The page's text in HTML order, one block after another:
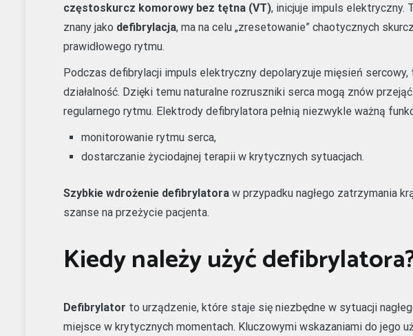
częstoskurcz komorowy bez tętna (VT), inicjuje impuls elektryczny.
znany jako defibrylacja, ma na celu „zresetowanie” chaotycznych
prawidłowego rytmu.
Podczas defibrylacji impuls elektryczny depolaryzuje mięsień sercowy,
działalność. Dzięki temu naturalne rozruszniki serca mogą znów
regularnego rytmu. Elektrody defibrylatora pełnią niezwykle ważną
monitorowanie rytmu serca,
dostarczanie życiodajnej terapii w krytycznych sytuacjach.
Szybkie wdrożenie defibrylatora w przypadku nagłego zatrzymania
szanse na przeżycie pacjenta.
Kiedy należy użyć
Defibrylator to urządzenie, które staje się niezbędne w sytuacji
miejsce w krytycznych momentach. Kluczowymi wskazaniami do jego